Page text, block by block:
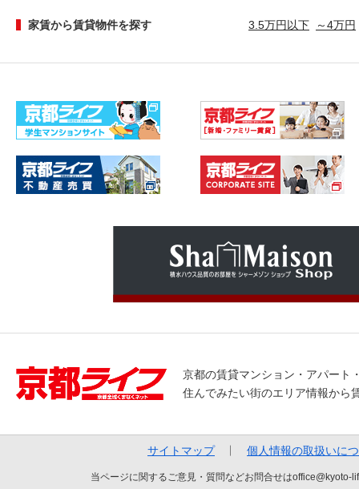
家賃から賃貸物件を探す 3.5万円以下 ～4万円
京都の賃貸マンション・アパート
住んでみたい街のエリア情報から
サイトマップ 個人情報の取扱いに
当ページに関するご意見・質問などお問合せは